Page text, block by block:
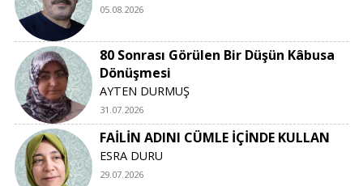
05.08.2026
80 Sonrası Görülen Bir Düşün Kâbusa
Dönüşmesi
AYTEN DURMUŞ
31.07.2026
FAİLİN ADINI CÜMLE İÇİNDE KULLAN
ESRA DURU
29.07.2026